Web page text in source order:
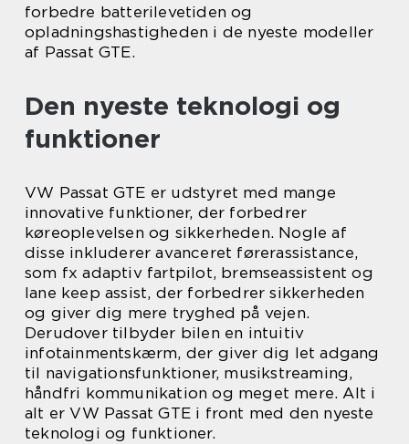
forbedre batterilevetiden og
opladningshastigheden i de nyeste modeller
af Passat GTE.
Den nyeste teknologi og
funktioner
VW Passat GTE er udstyret med mange
innovative funktioner, der forbedrer
køreoplevelsen og sikkerheden. Nogle af
disse inkluderer avanceret førerassistance,
som fx adaptiv fartpilot, bremseassistent og
lane keep assist, der forbedrer sikkerheden
og giver dig mere tryghed på vejen.
Derudover tilbyder bilen en intuitiv
infotainmentskærm, der giver dig let adgang
til navigationsfunktioner, musikstreaming,
håndfri kommunikation og meget mere. Alt i
alt er VW Passat GTE i front med den nyeste
teknologi og funktioner.